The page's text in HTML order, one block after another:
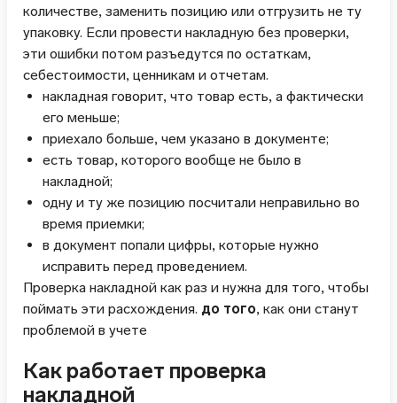
количестве, заменить позицию или отгрузить не ту
упаковку. Если провести накладную без проверки,
эти ошибки потом разъедутся по остаткам,
себестоимости, ценникам и отчетам.
накладная говорит, что товар есть, а фактически
его меньше;
приехало больше, чем указано в документе;
есть товар, которого вообще не было в
накладной;
одну и ту же позицию посчитали неправильно во
время приемки;
в документ попали цифры, которые нужно
исправить перед проведением.
Проверка накладной как раз и нужна для того, чтобы
поймать эти расхождения. до того, как они станут
проблемой в учете
Как работает проверка
накладной